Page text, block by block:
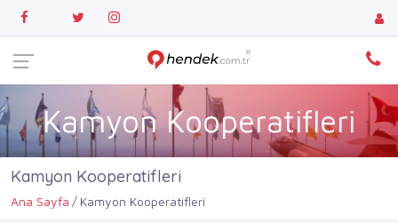
Kamyon Kooperatifleri
Kamyon Kooperatifleri
Ana Sayfa Kamyon Kooperatifleri